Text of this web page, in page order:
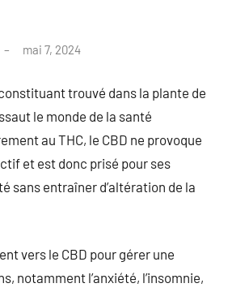
mai 7, 2024
trouvé dans la plante de
le monde de la santé
au THC, le CBD ne provoque
et est donc prisé pour ses
sans entraîner d’altération de la
vers le CBD pour gérer une
notamment l’anxiété, l’insomnie,